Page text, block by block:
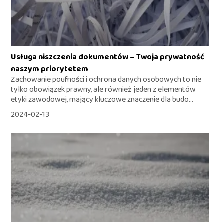
Usługa niszczenia dokumentów – Twoja prywatność
naszym priorytetem
Zachowanie poufności i ochrona danych osobowych to nie
tylko obowiązek prawny, ale również jeden z elementów
etyki zawodowej, mający kluczowe znaczenie dla budo...
2024-02-13